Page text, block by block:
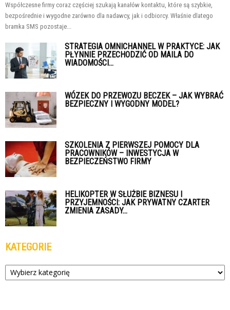
Współczesne firmy coraz częściej szukają kanałów kontaktu, które są szybkie,
bezpośrednie i wygodne zarówno dla nadawcy, jak i odbiorcy. Właśnie dlatego
bramka SMS pozostaje...
STRATEGIA OMNICHANNEL W PRAKTYCE: JAK
PŁYNNIE PRZECHODZIĆ OD MAILA DO
WIADOMOŚCI...
WÓZEK DO PRZEWOZU BECZEK – JAK WYBRAĆ
BEZPIECZNY I WYGODNY MODEL?
SZKOLENIA Z PIERWSZEJ POMOCY DLA
PRACOWNIKÓW – INWESTYCJA W
BEZPIECZEŃSTWO FIRMY
HELIKOPTER W SŁUŻBIE BIZNESU I
PRZYJEMNOŚCI: JAK PRYWATNY CZARTER
ZMIENIA ZASADY...
KATEGORIE
Kategorie